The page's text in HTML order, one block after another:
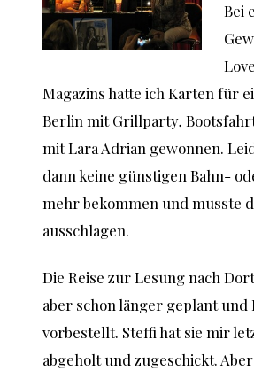
Bei
Magazins hatte ich Karten für
Berlin mit Grillparty,
mit Lara Adrian gewonnen.
dann keine günstigen Bahn-
mehr bekommen und musste
ausschlagen.
Die Reise zur Lesung nach
aber schon länger geplant und
vorbestellt. Steffi hat sie mir
abgeholt und zugeschickt.